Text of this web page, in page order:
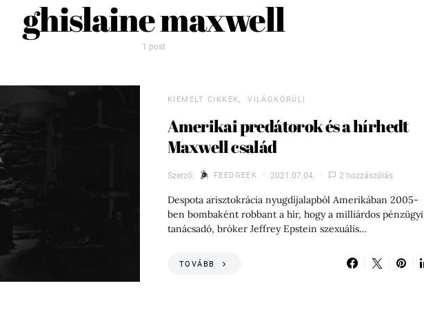
ghislaine maxwell
1 post
KIEMELT CIKKEK VILÁGKÖRÜLI
Amerikai predátorok és a hírhedt
Maxwell család
Szerző: FEEDGEEK 2021.07.04. 2 hozzászólás
Despota arisztokrácia nyugdíjalapból Amerikában 2005-
ben bombaként robbant a hír, hogy a milliárdos pénzügyi
tanácsadó, bróker Jeffrey Epstein szexuális…
TOVÁBB